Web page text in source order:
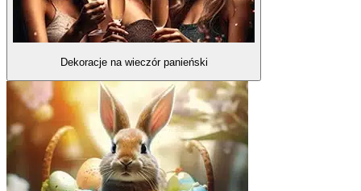
Dekoracje na wieczór panieński